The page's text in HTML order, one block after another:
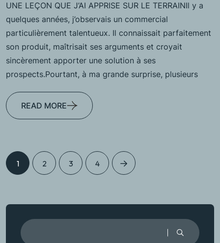
UNE LEÇON QUE J’AI APPRISE SUR LE TERRAINIl y a
quelques années, j’observais un commercial
particulièrement talentueux. Il connaissait parfaitement
son produit, maîtrisait ses arguments et croyait
sincèrement apporter une solution à ses
prospects.Pourtant, à ma grande surprise, plusieurs
READ MORE
1 2 3 4